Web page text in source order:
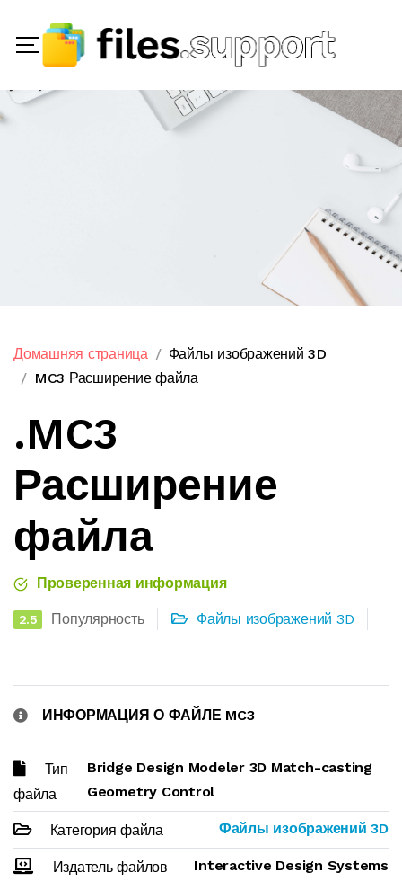
Домашняя страница
Файлы изображений 3D
MC3 Расширение файла
.MC3
Расширение
файла
Проверенная информация
2.5 Популярность Файлы изображений 3D
ИНФОРМАЦИЯ О ФАЙЛЕ MC3
Тип
файла
Bridge Design Modeler 3D Match-casting
Geometry Control
Категория файла Файлы изображений 3D
Издатель файлов Interactive Design Systems